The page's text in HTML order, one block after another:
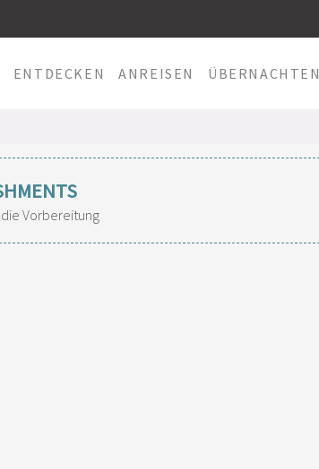
ENTDECKEN ANREISEN ÜBERNACHTEN
Vorbereitung